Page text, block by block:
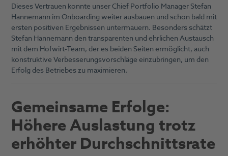
Dieses Vertrauen konnte unser Chief Portfolio Manager Stefan
Hannemann im Onboarding weiter ausbauen und schon bald mit
ersten positiven Ergebnissen untermauern. Besonders schätzt
Stefan Hannemann den transparenten und ehrlichen Austausch
mit dem Hofwirt-Team, der es beiden Seiten ermöglicht, auch
konstruktive Verbesserungsvorschläge einzubringen, um den
Erfolg des Betriebes zu maximieren.
Gemeinsame Erfolge:
Höhere Auslastung trotz
erhöhter Durchschnittsrate